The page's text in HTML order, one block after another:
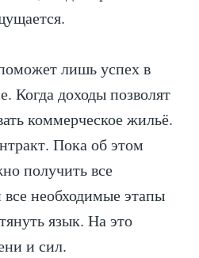
лишь успех в
Когда доходы позволят
коммерческое жильё.
Пока об этом
получить все
необходимые этапы
язык. На это
и сил.